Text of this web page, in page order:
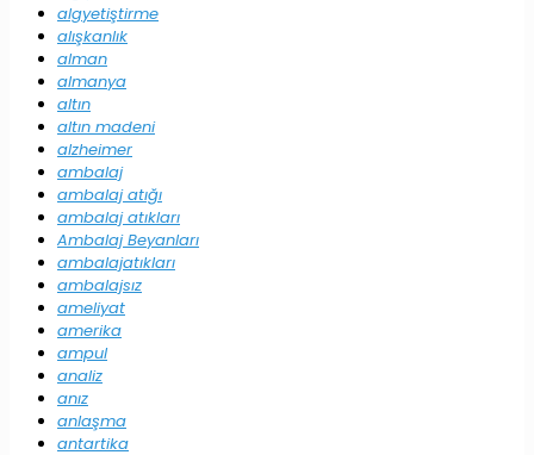
algyetiştirme
alışkanlık
alman
almanya
altın
altın madeni
alzheimer
ambalaj
ambalaj atığı
ambalaj atıkları
Ambalaj Beyanları
ambalajatıkları
ambalajsız
ameliyat
amerika
ampul
analiz
anız
anlaşma
antartika